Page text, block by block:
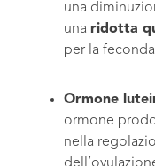
una
una ridotta
per la
Ormone
ormone
nella